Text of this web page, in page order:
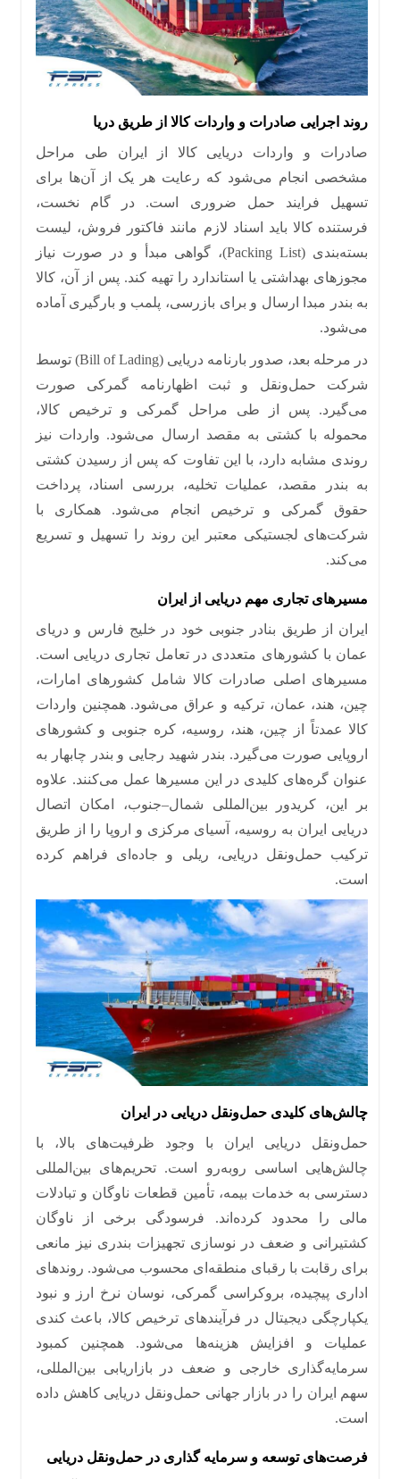
روند اجرایی صادرات و واردات کالا از طریق دریا
صادرات و واردات دریایی کالا از ایران طی مراحل
مشخصی انجام می‌شود که رعایت هر یک از آن‌ها برای
تسهیل فرایند حمل ضروری است. در گام نخست،
فرستنده کالا باید اسناد لازم مانند فاکتور فروش، لیست
بسته‌بندی (
Packing List
)، گواهی مبدأ و در صورت نیاز
مجوزهای بهداشتی یا استاندارد را تهیه کند. پس از آن، کالا
به بندر مبدا ارسال و برای بازرسی، پلمب و بارگیری آماده
می‌شود.
در مرحله بعد، صدور بارنامه دریایی (
Bill of Lading
)توسط
شرکت حمل‌ونقل و ثبت اظهارنامه گمرکی صورت
می‌گیرد. پس از طی مراحل گمرکی و ترخیص کالا،
محموله با کشتی به مقصد ارسال می‌شود. واردات نیز
روندی مشابه دارد، با این تفاوت که پس از رسیدن کشتی
به بندر مقصد، عملیات تخلیه، بررسی اسناد، پرداخت
حقوق گمرکی و ترخیص انجام می‌شود.همکاری با
شرکت‌های لجستیکی معتبر این روند را تسهیل و تسریع
می‌کند.
مسیرهای تجاری مهم دریایی از ایران
ایران از طریق بنادر جنوبی خود در خلیج فارس و دریای
عمان با کشورهای متعددی در تعامل تجاری دریایی است.
مسیرهای اصلی صادرات کالا شامل کشورهای امارات،
چین، هند، عمان، ترکیه و عراق می‌شود.همچنین واردات
کالا عمدتاً از چین، هند، روسیه، کره جنوبی و کشورهای
اروپایی صورت می‌گیرد. بندر شهید رجایی و بندر چابهار به‌
عنوان گره‌های کلیدی در این مسیرها عمل می‌کنند. علاوه
بر این، کریدور بین‌المللی شمال–جنوب، امکان اتصال
دریایی ایران به روسیه، آسیای مرکزی و اروپا را از طریق
ترکیب حمل‌ونقل دریایی، ریلی و جاده‌ای فراهم کرده
است.
چالش‌های کلیدی حمل‌ونقل دریایی در ایران
حمل‌ونقل دریایی ایران با وجود ظرفیت‌های بالا، با
چالش‌هایی اساسی روبه‌رو است. تحریم‌های بین‌المللی
دسترسی به خدمات بیمه، تأمین قطعات ناوگان و تبادلات
مالی را محدود کرده‌اند. فرسودگی برخی از ناوگان
کشتیرانی و ضعف در نوسازی تجهیزات بندری نیز مانعی
برای رقابت با رقبای منطقه‌ای محسوب می‌شود. روندهای
اداری پیچیده، بروکراسی گمرکی، نوسان نرخ ارز و نبود
یکپارچگی دیجیتال در فرآیندهای ترخیص کالا، باعث کندی
عملیات و افزایش هزینه‌ها می‌شود.همچنین کمبود
سرمایه‌گذاری خارجی و ضعف در بازاریابی بین‌المللی،
سهم ایران را در بازار جهانی حمل‌ونقل دریایی کاهش داده
است.
فرصت‌های توسعه و سرمایه‌ گذاری در حمل‌ونقل دریایی